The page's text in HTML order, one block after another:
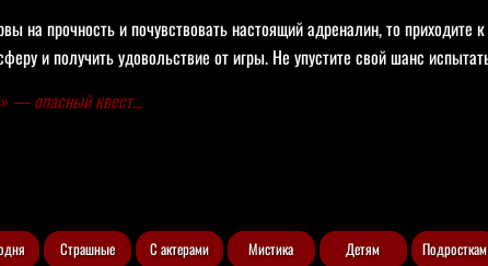
на прочность и почувствовать настоящий адреналин, то
и получить удовольствие от игры. Не упустите свой шанс
— опасный квест…
Страшные С актерами Мистика Детям Подросткам